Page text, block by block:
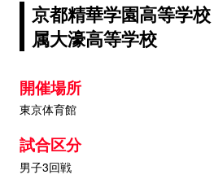
京都精華学園高等学
属大濠高等学校
開催場所
東京体育館
試合区分
男子3回戦